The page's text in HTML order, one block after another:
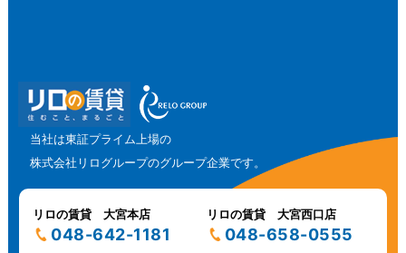
当社は東証プライム上場の
株式会社リログループのグループ企業です。
リロの賃貸 大宮本店
048-642-1181
リロの賃貸 大宮西口店
048-658-0555